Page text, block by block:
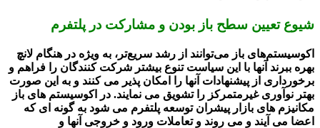
شیوع تعیین سطح باز بودن و مشارکت در پلتفرم
اکوسیستم‌های باز می‌توانند از رشد سریع‌تر، به ویژه در هنگام لانچ
بهره ببرند آنها با این سیاست تنوع بیشتر شرکت کنندگان را فراهم و
برخورداری از پیشنهادات آنها را امکان پذیر می کنند و به این صورت
بهتر نوآوری غیرمتمرکز را تشویق می نمایند. در اکوسیستم های باز
مکانیزم های بازار پیشران توسعه پلتفرم می شود به گونه ای که
اعضا می آیند و می روند و تعاملات ورود و خروجی آنها و